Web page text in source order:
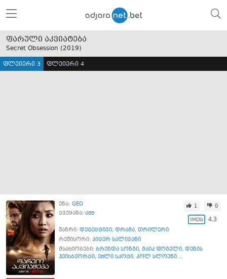
ფარული აკვიატება
Secret Obsession (2019)
ფლეიერი 3 ფლეიერი 4
ენა: GEO
ქვეყანა: აშშ
1 0
4.3
ჟანრი: დეტექტივი, დრამა, თრილერი
რეჟისორი: პიტერ სალივანი
მსახიობები: ბრენდა სონგი, მაიკ ფოგელი, დენის
ჰეისბეორტი, ეშლი სკოტი, პოლ სლოუნი ...